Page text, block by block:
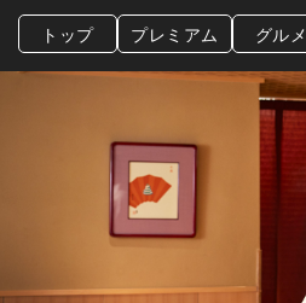
トップ プレミアム グルメ